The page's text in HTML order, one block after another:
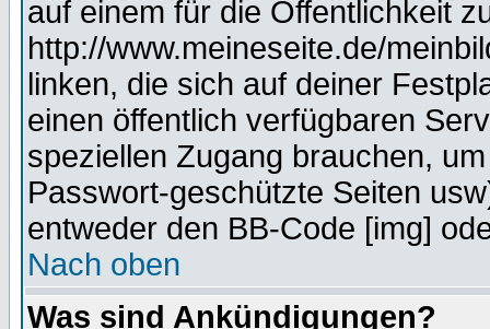
auf einem für die Öffentlichkeit
http://www.meineseite.de/
linken, die sich auf deiner
einen öffentlich verfügbaren
speziellen Zugang brauchen,
Passwort-geschützte Seiten
entweder den BB-Code [img]
Nach oben
Was sind Ankündigungen?